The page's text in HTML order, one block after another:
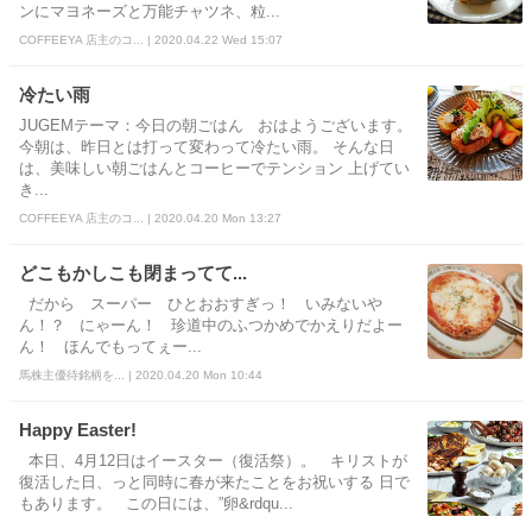
ンにマヨネーズと万能チャツネ、粒...
COFFEEYA 店主のコ... | 2020.04.22 Wed 15:07
冷たい雨
JUGEMテーマ：今日の朝ごはん おはようございます。
今朝は、昨日とは打って変わって冷たい雨。 そんな日
は、美味しい朝ごはんとコーヒーでテンション 上げてい
き...
COFFEEYA 店主のコ... | 2020.04.20 Mon 13:27
どこもかしこも閉まってて...
だから スーパー ひとおおすぎっ！ いみないや
ん！？ にゃーん！ 珍道中のふつかめでかえりだよー
ん！ ほんでもってぇー...
馬株主優待銘柄を... | 2020.04.20 Mon 10:44
Happy Easter!
本日、4月12日はイースター（復活祭）。 キリストが
復活した日、っと同時に春が来たことをお祝いする 日で
もあります。 この日には、”卵&rdqu...